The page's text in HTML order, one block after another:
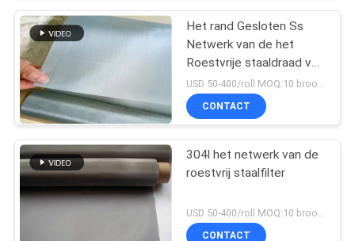
Het rand Gesloten Ss
Netwerk van de het
Roestvrije staaldraad van
het Draadnetwerk
SUS304 ISO en SGS
USD 50-400/roll MOQ:10 broodjes
CONTACT
304l het netwerk van de
roestvrij staalfilter
CONTACT